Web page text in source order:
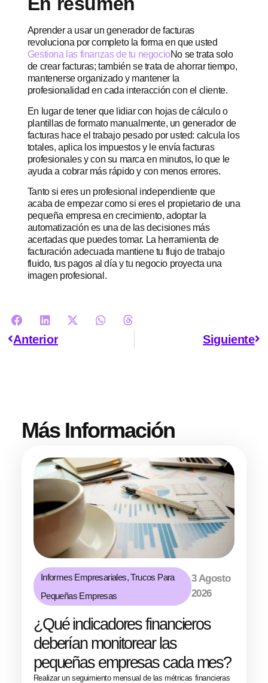
Aprender a usar un generador de facturas
revoluciona por completo la forma en que usted
Gestiona las finanzas de tu negocioNo se trata solo
de crear facturas; también se trata de ahorrar tiempo,
mantenerse organizado y mantener la
profesionalidad en cada interacción con el cliente.
En lugar de tener que lidiar con hojas de cálculo o
plantillas de formato manualmente, un generador de
facturas hace el trabajo pesado por usted: calcula los
totales, aplica los impuestos y le envía facturas
profesionales y con su marca en minutos, lo que le
ayuda a cobrar más rápido y con menos errores.
Tanto si eres un profesional independiente que
acaba de empezar como si eres el propietario de una
pequeña empresa en crecimiento, adoptar la
automatización es una de las decisiones más
acertadas que puedes tomar. La herramienta de
facturación adecuada mantiene tu flujo de trabajo
fluido, tus pagos al día y tu negocio proyecta una
imagen profesional.
Anterior Siguiente
Más Información
Informes Empresariales,Trucos Para
Pequeñas Empresas
3 Agosto
2026
¿Qué indicadores financieros
deberían monitorear las
pequeñas empresas cada mes?
Realizar un seguimiento mensual de las métricas financieras